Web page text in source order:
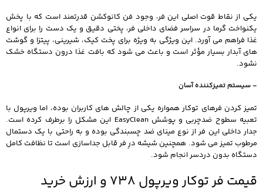
یکی از نقاط قوت اصلی این فر، وجود فن کانوکشن قدرتمند است که با پخش
یکنواخت گرما در سراسر فضای داخلی فر، پختی دقیق و یک دست را برای انواع
غذا فراهم می آورد. این ویژگی به ویژه برای پخت کیک، شیرینی، پیتزا و گوشت
های آبدار بسیار مؤثر است و باعث می شود که بافت غذا درون دستگاه خشک
نشود.
– سیستم تمیزکننده آسان
تمیز کردن فرهای توکار همواره یکی از چالش های کاربران بوده، اما ویرپول با
تعبیه سطوح ضدچربی و پوشش EasyClean این مشکل را برطرف کرده است.
جدار داخلی این فر از نوع مینای ضد چسبندگی بوده و به راحتی با یک دستمال
مرطوب تمیز می شود. همچنین شیشه درِ فر قابل جداسازی است تا نظافت کامل
دستگاه بدون دردسر انجام شود.
قیمت فر توکار ویرپول 738 و ارزش خرید